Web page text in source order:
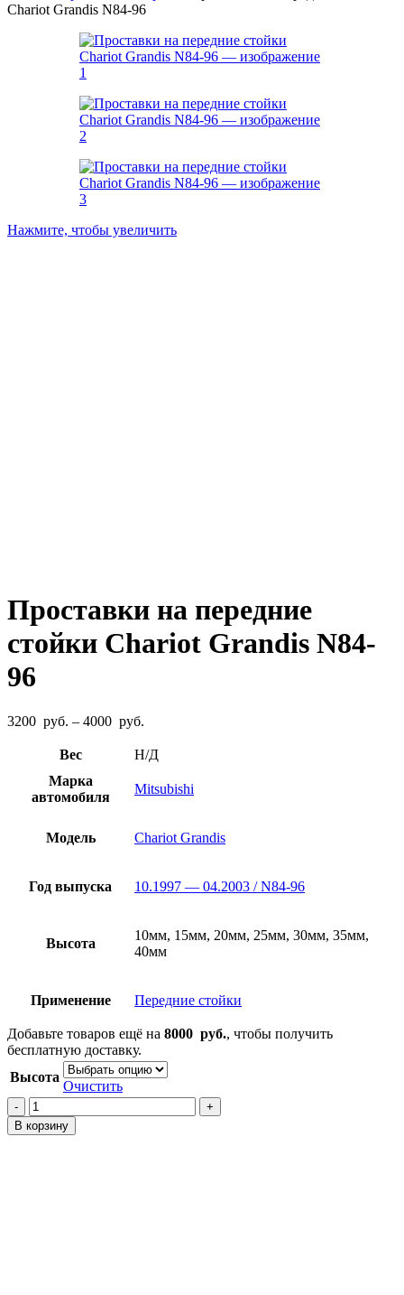
Chariot Grandis N84-96
Нажмите, чтобы увеличить
Проставки на передние
стойки Chariot Grandis N84-
96
3200 руб. – 4000 руб.
3200
–
Вес
Н/Д
Марка
автомобиля
Mitsubishi
Модель Chariot Grandis
Год выпуска 10.1997 — 04.2003 / N84-96
Высота
10мм, 15мм, 20мм, 25мм, 30мм, 35мм,
40мм
Применение Передние стойки
Добавьте товаров ещё на 8000 руб., чтобы получить
бесплатную доставку.
Высота
Очистить
Количество
товара
Проставки
В корзину